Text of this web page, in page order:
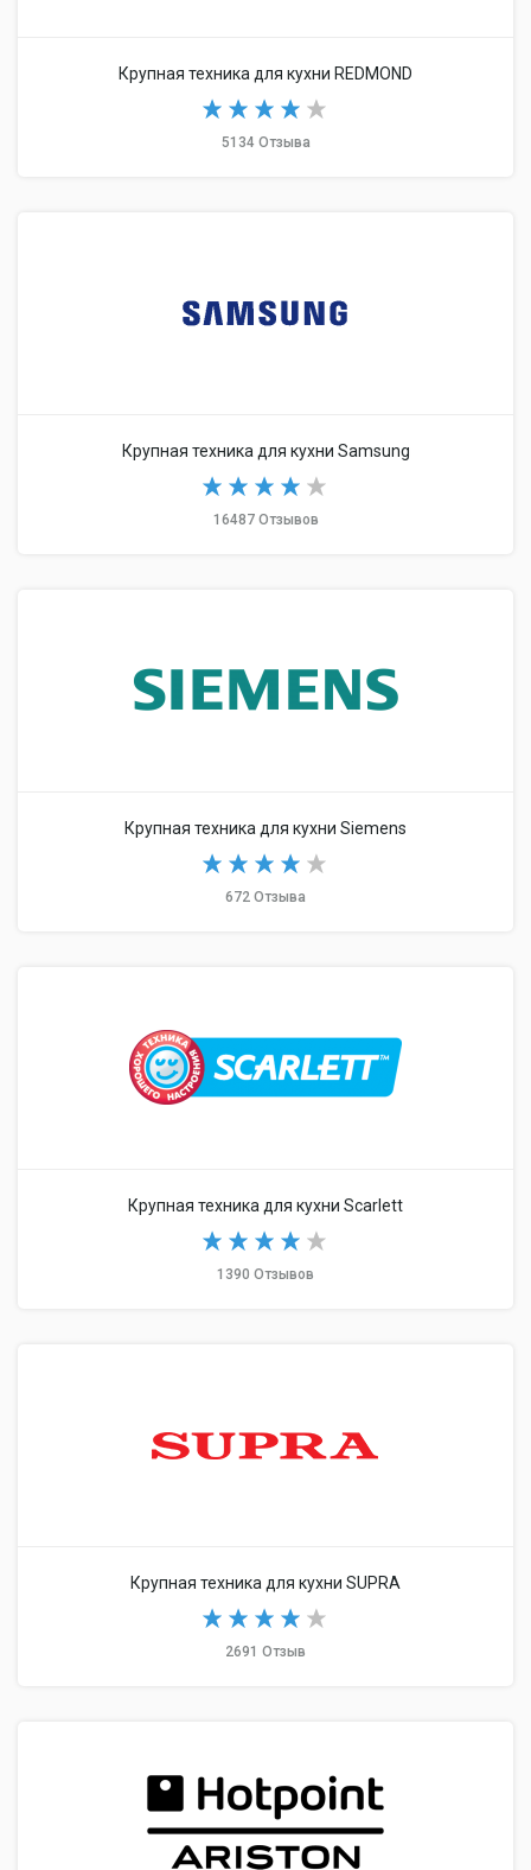
Крупная техника для кухни REDMOND
5134 Отзыва
Крупная техника для кухни Samsung
16487 Отзывов
Крупная техника для кухни Siemens
672 Отзыва
Крупная техника для кухни Scarlett
1390 Отзывов
Крупная техника для кухни SUPRA
2691 Отзыв